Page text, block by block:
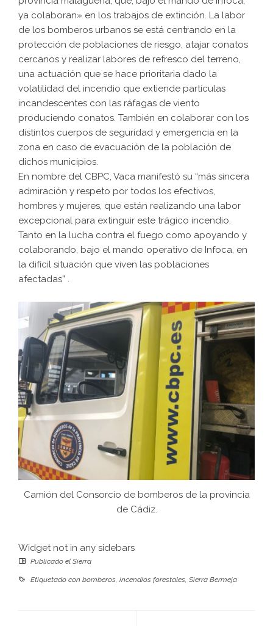
ya colaboran» en los trabajos de extinción. La labor
de los bomberos urbanos se está centrando en la
protección de poblaciones de riesgo, atajar conatos
cercanos y realizar labores de refresco del terreno,
una actuación que se hace prioritaria dado la
volatilidad del incendio que extiende partículas
incandescentes con las ráfagas de viento
produciendo conatos. También en colaborar con los
distintos cuerpos de seguridad y emergencia en la
zona en caso de evacuación de la población de
dichos municipios.
En nombre del CBPC, Vaca manifestó su “más sincera
admiración y respeto por todos los efectivos,
hombres y mujeres, que están realizando una labor
excepcional para extinguir este trágico incendio.
Tanto en la lucha contra el fuego como apoyando y
colaborando, bajo el mando operativo de Infoca, en
la difícil situación que viven las poblaciones
afectadas” .
Camión del Consorcio de bomberos de la provincia
de Cádiz.
Widget not in any sidebars
Publicado el Sierra
Etiquetado con bomberos, incendios forestales, Sierra Bermeja